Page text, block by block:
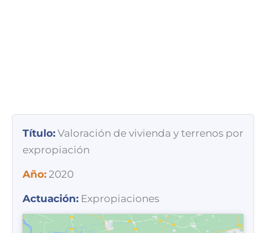
Título: Valoración de vivienda y terrenos por
expropiación
Año: 2020
Actuación: Expropiaciones